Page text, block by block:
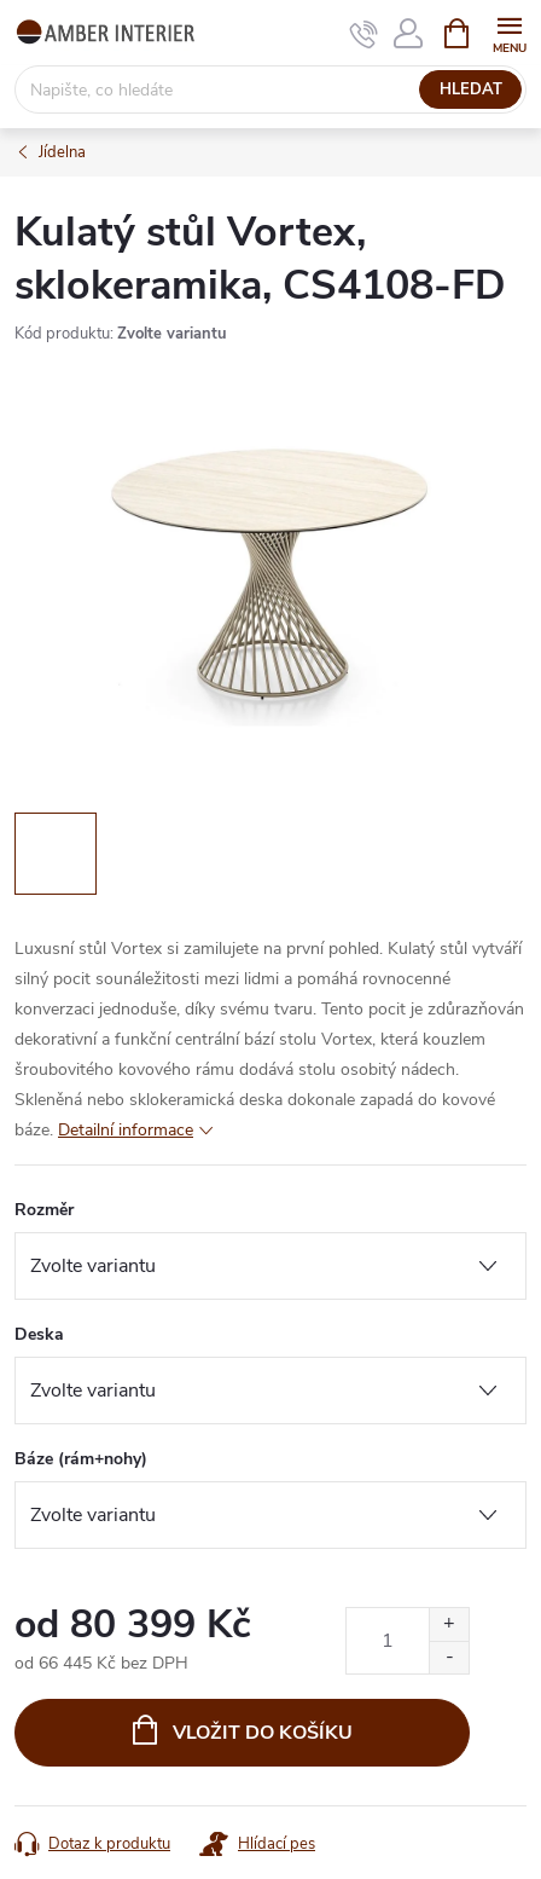
Přejít
obsah
HLEDAT
NÁKUPNÍ
KOŠÍK
Jídelna
Kulatý stůl Vortex,
sklokeramika, CS4108-FD
Kód produktu: Zvolte variantu
Luxusní stůl Vortex si zamilujete na první pohled. Kulatý stůl vytváří
silný pocit sounáležitosti mezi lidmi a pomáhá rovnocenné
konverzaci jednoduše, díky svému tvaru. Tento pocit je zdůrazňován
dekorativní a funkční centrální bází stolu Vortex, která kouzlem
šroubovitého kovového rámu dodává stolu osobitý nádech.
Skleněná nebo sklokeramická deska dokonale zapadá do kovové
báze. Detailní informace
Rozměr
Deska
Báze (rám+nohy)
od 80 399 Kč
od 66 445 Kč bez DPH
cena:
VLOŽIT DO KOŠÍKU
Dotaz k produktu Hlídací pes